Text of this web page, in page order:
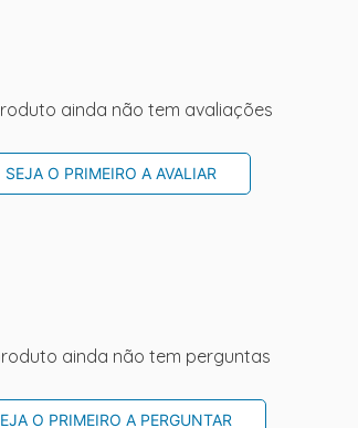
ainda não tem avaliações
SEJA O PRIMEIRO A AVALIAR
ainda não tem perguntas
O PRIMEIRO A PERGUNTAR